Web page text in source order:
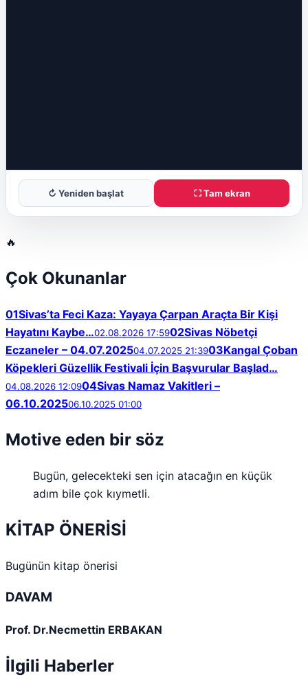
↻ Yeniden başlat ⛶ Tam ekran
🔥
Çok Okunanlar
01Sivas’ta Feci Kaza: Yayaya Çarpan Araçta Bir Kişi
Hayatını Kaybe…02.08.2026 17:5902Sivas Nöbetçi
Eczaneler – 04.07.202504.07.2025 21:3903Kangal Çoban
Köpekleri Güzellik Festivali İçin Başvurular Başlad…
04.08.2026 12:0904Sivas Namaz Vakitleri –
06.10.202506.10.2025 01:00
Motive eden bir söz
Bugün, gelecekteki sen için atacağın en küçük
adım bile çok kıymetli.
KİTAP ÖNERİSİ
Bugünün kitap önerisi
DAVAM
Prof. Dr.Necmettin ERBAKAN
İlgili Haberler